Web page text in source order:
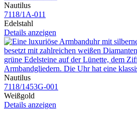
Nautilus
7118​/1A​-011
Edelstahl
Details anzeigen
Nautilus
7118​/1453G​-001
Weißgold
Details anzeigen